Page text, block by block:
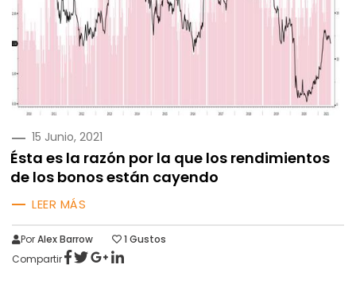
PUBLICADO
15 Junio, 2021
Ésta es la razón por la que los rendimientos
de los bonos están cayendo
LEER MÁS
PorAlex Barrow 1 Gustos
Compartir